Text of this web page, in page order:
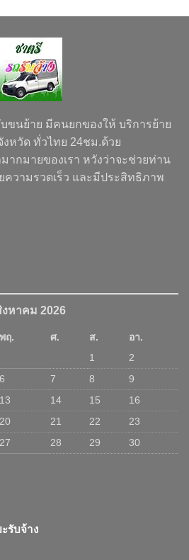
ขนย้าย มีคนยกของให้ บริการย้าย
งหวัด ทั่วไทย 24ชม.ด้วย
ากมายของเรา หวังว่าจะช่วยท่าน
ความรวดเร็ว และมีประสิทธิภาพ
งหาคม 2026
พฤ. ศ. ส.
อา.
1
2
6 7 8
9
13 14 15
16
20 21 22
23
27 28 29
30
รับจ้าง